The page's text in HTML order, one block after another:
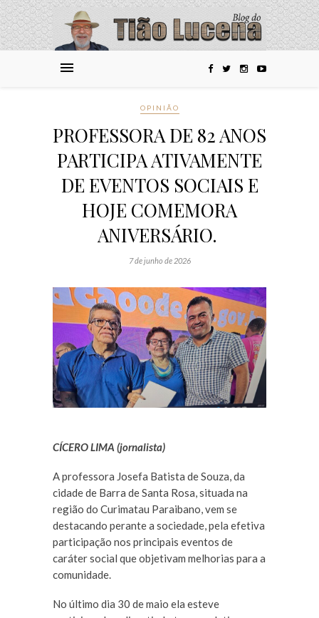
OPINIÃO
PROFESSORA DE 82 ANOS
PARTICIPA ATIVAMENTE
DE EVENTOS SOCIAIS E
HOJE COMEMORA
ANIVERSÁRIO.
7 de junho de 2026
CÍCERO LIMA (jornalista)
A professora Josefa Batista de Souza, da
cidade de Barra de Santa Rosa, situada na
região do Curimatau Paraibano, vem se
destacando perante a sociedade, pela efetiva
participação nos principais eventos de
caráter social que objetivam melhorias para a
comunidade.
No último dia 30 de maio ela esteve